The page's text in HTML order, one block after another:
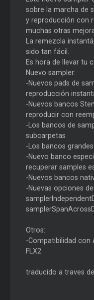
sobre la marcha de
y reproducción con
muchas otras
La remezcla
sido tan fácil.
Es hora de llevar tu
Nuevo sampler:
-Nuevos pads de
reproducción
-Nuevos bancos
reproducir con
-Los bancos de
subcarpetas
-Los bancos
-Nuevo banco
recuperar samples
-Nuevos bancos
-Nuevas opciones
Otros:
-Compatibilidad con
FLX2
traducido a traves